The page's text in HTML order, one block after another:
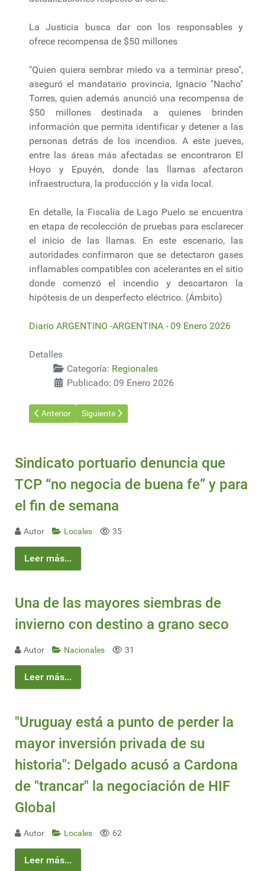
La Justicia busca dar con los responsables y
ofrece recompensa de $50 millones
"Quien quiera sembrar miedo va a terminar preso",
aseguró el mandatario provincia, Ignacio "Nacho"
Torres, quien además anunció una recompensa de
$50 millones destinada a quienes brinden
información que permita identificar y detener a las
personas detrás de los incendios. A este jueves,
entre las áreas más afectadas se encontraron El
Hoyo y Epuyén, donde las llamas afectaron
infraestructura, la producción y la vida local.
En detalle, la Fiscalía de Lago Puelo se encuentra
en etapa de recolección de pruebas para esclarecer
el inicio de las llamas. En este escenario, las
autoridades confirmaron que se detectaron gases
inflamables compatibles con acelerantes en el sitio
donde comenzó el incendio y descartaron la
hipótesis de un desperfecto eléctrico. (Ámbito)
Diario ARGENTINO -ARGENTINA - 09 Enero 2026
Detalles
Categoría: Regionales
Publicado: 09 Enero 2026
Artículo anterior: Mercado de Carbono: la NDC 3.0, la llave
Anterior Artículo siguiente: Paraguay espera este año
Siguiente
Sindicato portuario denuncia que
TCP “no negocia de buena fe” y para
el fin de semana
Autor Locales 35
Leer más...
Una de las mayores siembras de
invierno con destino a grano seco
Autor Nacionales 31
Leer más...
"Uruguay está a punto de perder la
mayor inversión privada de su
historia": Delgado acusó a Cardona
de "trancar" la negociación de HIF
Global
Autor Locales 62
Leer más...